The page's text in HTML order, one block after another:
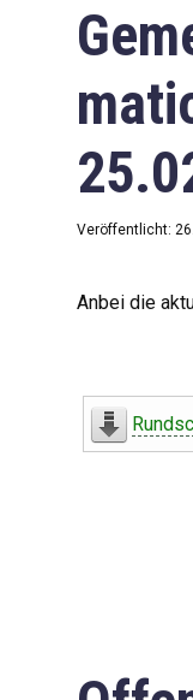
Veröffentlicht:
Anbei die